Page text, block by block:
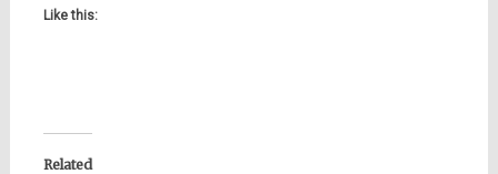
Like this:
Related